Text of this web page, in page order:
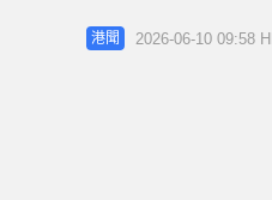
次亦難抱太大期
最終方案 他又指，
港聞 2026-06-10 09:58